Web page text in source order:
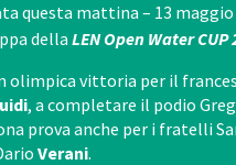
questa mattina – 13
dellaLEN Open Water CUP
olimpica vittoria per il
, a completare il podio
prova anche per i fratelli
Verani.